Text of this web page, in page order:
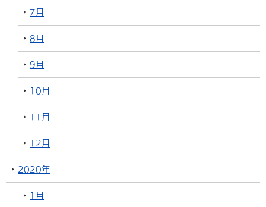
7月
8月
9月
10月
11月
12月
2020年
1月